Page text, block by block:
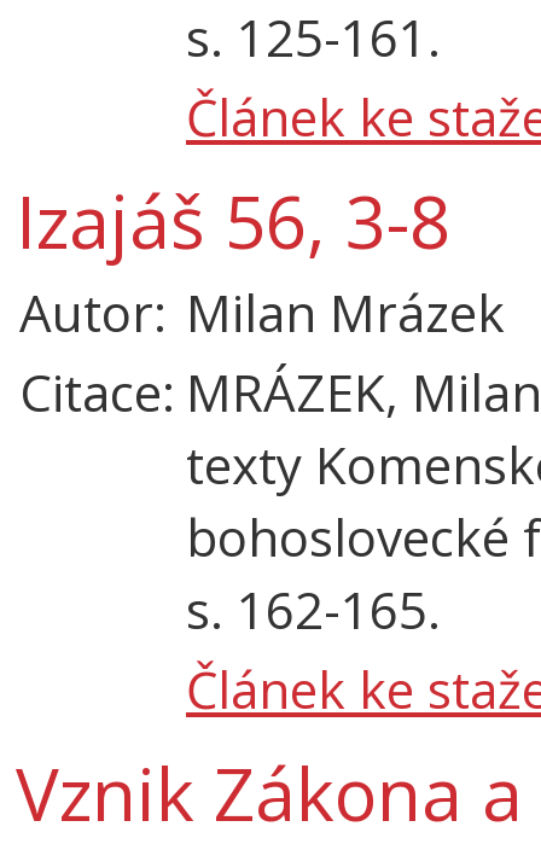
s. 125-161.
Článek ke
Izajáš 56, 3-8
Autor: Milan Mrázek
Citace: MRÁZEK,
texty
bohoslovecké
s. 162-165.
Článek ke
Vznik Zákona